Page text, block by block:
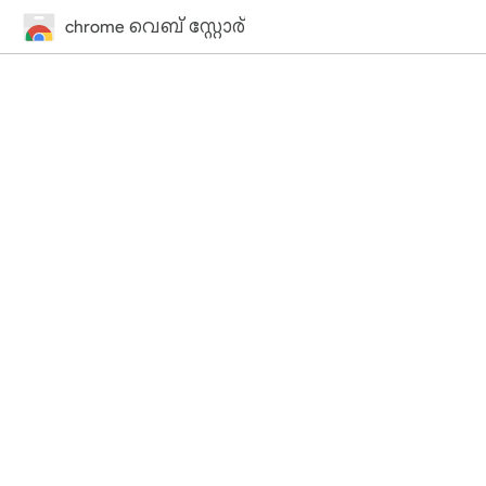
chrome വെബ് സ്റ്റോര്‍